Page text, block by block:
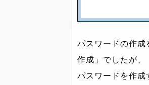
パスワードの作成
作成」でしたが、
パスワードを作成